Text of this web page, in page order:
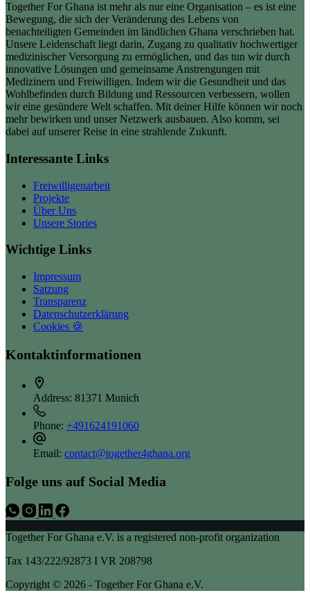
Together For Ghana ist mehr als nur eine Organisation – es ist eine
Bewegung, die sich der Veränderung des Lebens von
benachteiligten Gemeinden im ländlichen Ghana verschrieben hat.
Unsere Leidenschaft liegt darin, Zugang zu qualitativ hochwertiger
medizinischer Versorgung zu ermöglichen, und das tun wir durch
innovative Lösungen und gemeinsame Anstrengungen mit
Medizinern und Freiwilligen. Indem wir die Gesundheit und das
Wohlbefinden durch Bildung und Ressourcen verbessern, wollen
wir eine gesündere Welt schaffen. Mit deiner Hilfe können wir noch
mehr bewirken und unser Netzwerk ausbauen. Also komm, sei
dabei auf unserer Reise in eine strahlende Zukunft.
Interessante Links
Freiwilligenarbeit
Projekte
Über Uns
Unsere Stories
Wichtige Links
Impressum
Satzung
Transparenz
Datenschutzerklärung
Cookies 🍪
Kontaktinformationen
Address: 81371 Munich
Phone: +491624191060
Email: contact@together4ghana.org
Folge uns auf Social Media
Together For Ghana e.V. is a registered non-profit organization
Tax 143/222/92873 I VR 208798
Copyright © 2026 - Together For Ghana e.V.